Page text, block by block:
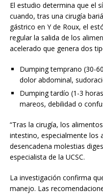
El estudio determina que el
cuando, tras una cirugía
gástrico en Y de Roux, el
regular la salida de los
acelerado que genera dos
Dumping temprano (30-
dolor abdominal,
Dumping tardío (1-3
mareos, debilidad o
“Tras la cirugía, los
intestino, especialmente los
desencadena molestias
especialista de la UCSC.
La investigación confirma
manejo. Las